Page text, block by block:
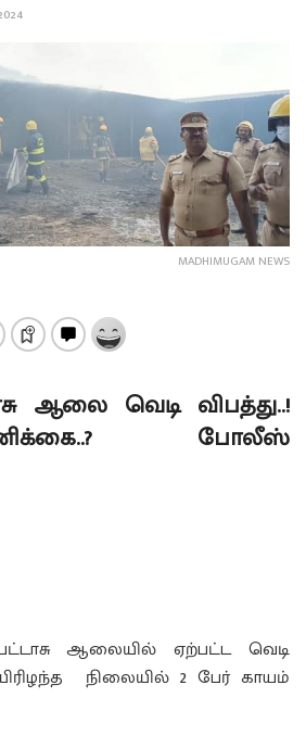
MADHIMUGAM NEWS
ஆலை வெடி விபத்து..!
போலீஸ்
ஆலையில் ஏற்பட்ட வெடி
நிலையில் 2 பேர் காயம்